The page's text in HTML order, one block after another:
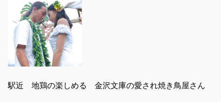
駅近 地鶏の楽しめる 金沢文庫の愛され焼き鳥屋さん